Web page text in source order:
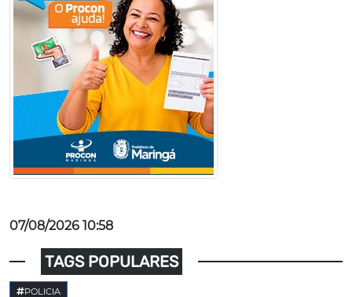
07/08/2026 10:58
TAGS POPULARES
POLICIA